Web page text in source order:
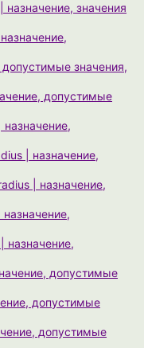
значения
значения,
допустимые
| назначение,
| назначение,
назначение,
допустимые
допустимые
допустимые